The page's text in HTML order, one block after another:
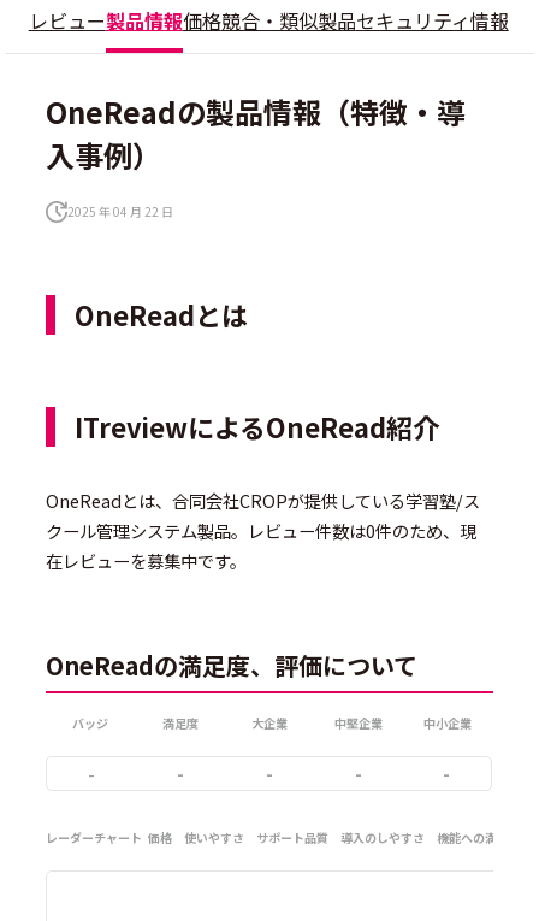
レビュー製品情報価格競合・類似製品セキュリティ情報
OneReadの製品情報（特徴・導
入事例）
2025 年 04 月 22 日
OneReadとは
ITreviewによるOneRead紹介
OneReadとは、合同会社CROPが提供している学習塾/ス
クール管理システム製品。レビュー件数は0件のため、現
在レビューを募集中です。
OneReadの満足度、評価について
バッジ 満足度 大企業 中堅企業 中小企業
- - - - -
レーダーチャート 価格 使いやすさ サポート品質 導入のしやすさ 機能への満足度